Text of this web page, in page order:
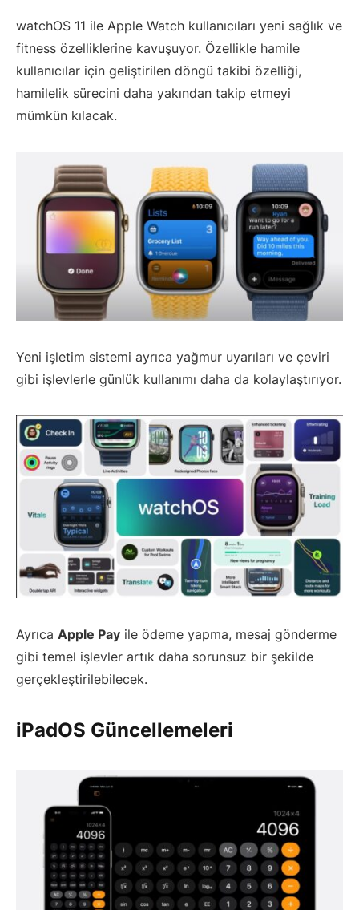
watchOS 11 ile Apple Watch kullanıcıları yeni sağlık ve
fitness özelliklerine kavuşuyor. Özellikle hamile
kullanıcılar için geliştirilen döngü takibi özelliği,
hamilelik sürecini daha yakından takip etmeyi
mümkün kılacak.
Yeni işletim sistemi ayrıca yağmur uyarıları ve çeviri
gibi işlevlerle günlük kullanımı daha da kolaylaştırıyor.
Ayrıca Apple Pay ile ödeme yapma, mesaj gönderme
gibi temel işlevler artık daha sorunsuz bir şekilde
gerçekleştirilebilecek.
iPadOS Güncellemeleri